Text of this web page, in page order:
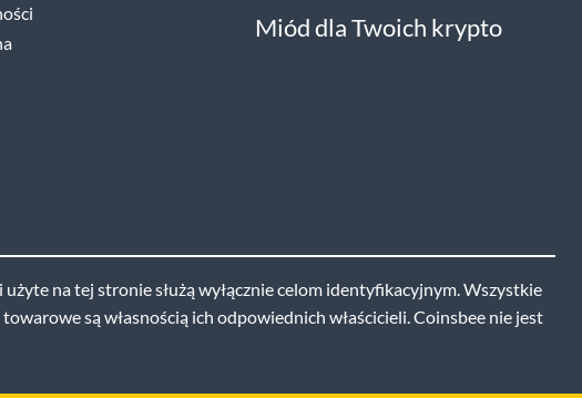
Miód dla Twoich krypto
na tej stronie służą wyłącznie celom identyfikacyjnym. Wszystkie
są własnością ich odpowiednich właścicieli. Coinsbee nie jest